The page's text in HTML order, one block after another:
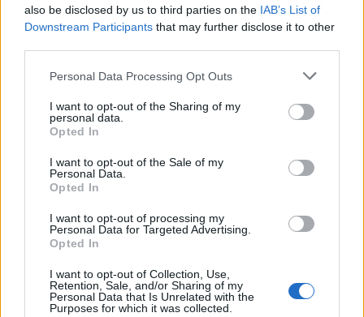
also be disclosed by us to third parties on the IAB’s List of
Downstream Participants that may further disclose it to other
Please note that this website/app uses one or more Google
not limited to your visit or usage behaviour. You may click to
grant or deny consent to Google and its third-party tags to
use your data for below specified purposes in below Google
consent section.
Personal Data Processing Opt Outs
I want to opt-out of the Sharing of my
personal data.
Opted In
I want to opt-out of the Sale of my
Personal Data.
Opted In
I want to opt-out of processing my
Personal Data for Targeted Advertising.
Opted In
I want to opt-out of Collection, Use,
Retention, Sale, and/or Sharing of my
Personal Data that Is Unrelated with the
Purposes for which it was collected.